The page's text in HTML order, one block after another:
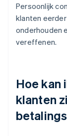
Persoonlijk
klanten
onderhouden
vereffenen.
Hoe kan
klanten